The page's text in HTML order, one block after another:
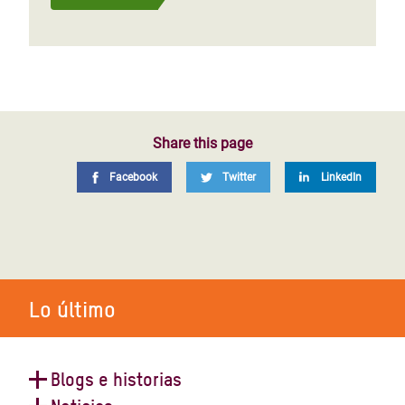
Share this page
Facebook Twitter LinkedIn
Lo último
Blogs e historias